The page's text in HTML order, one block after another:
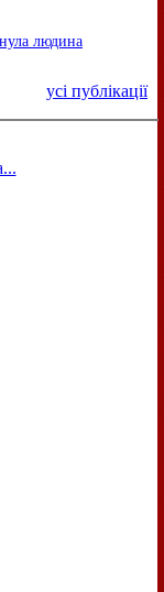
людина
усі публікації